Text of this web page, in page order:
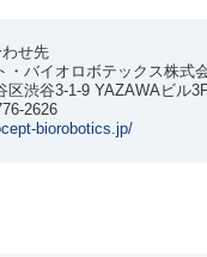
せ先
・バイオロボテックス株式
区渋谷3-1-9 YAZAWAビル
2626
biorobotics.jp/